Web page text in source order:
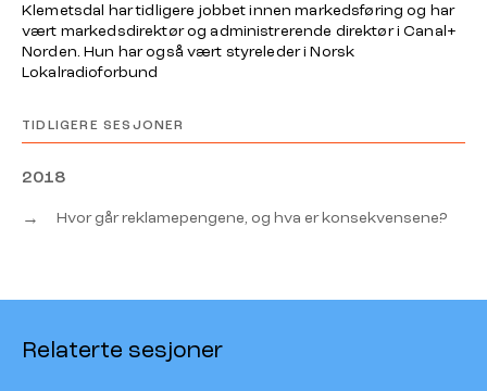
Klemetsdal har tidligere jobbet innen markedsføring og har
vært markedsdirektør og administrerende direktør i Canal+
Norden. Hun har også vært styreleder i Norsk
Lokalradioforbund
TIDLIGERE SESJONER
2018
→ Hvor går reklamepengene, og hva er konsekvensene?
Relaterte sesjoner